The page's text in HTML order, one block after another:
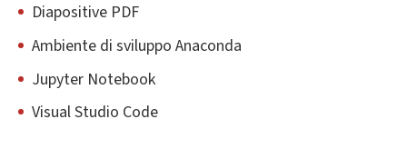
Diapositive PDF
Ambiente di sviluppo Anaconda
Jupyter Notebook
Visual Studio Code